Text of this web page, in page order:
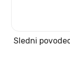
Sledni